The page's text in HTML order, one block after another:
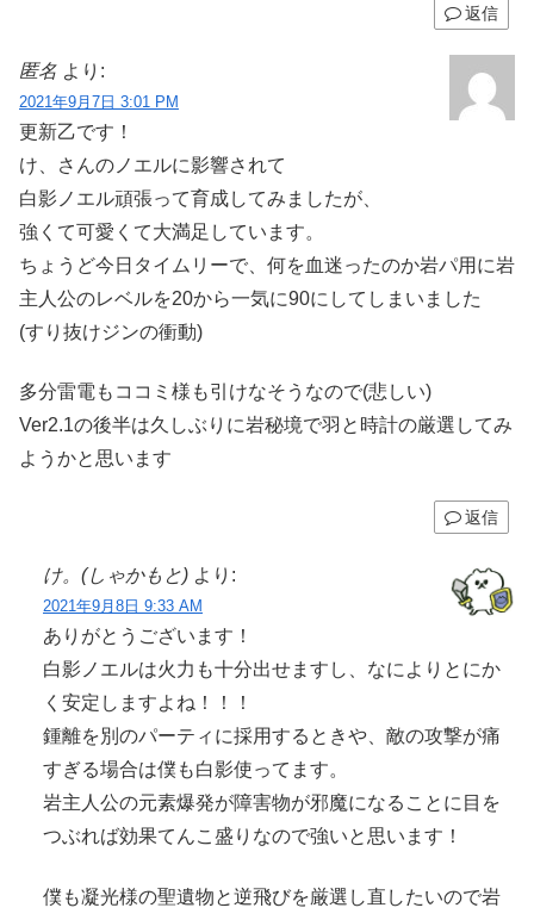
返信
匿名 より:
2021年9月7日 3:01 PM
更新乙です！
け、さんのノエルに影響されて
白影ノエル頑張って育成してみましたが、
強くて可愛くて大満足しています。
ちょうど今日タイムリーで、何を血迷ったのか岩パ用に岩
主人公のレベルを20から一気に90にしてしまいました
(すり抜けジンの衝動)
多分雷電もココミ様も引けなそうなので(悲しい)
Ver2.1の後半は久しぶりに岩秘境で羽と時計の厳選してみ
ようかと思います
返信
け。(しゃかもと) より:
2021年9月8日 9:33 AM
ありがとうございます！
白影ノエルは火力も十分出せますし、なによりとにか
く安定しますよね！！！
鍾離を別のパーティに採用するときや、敵の攻撃が痛
すぎる場合は僕も白影使ってます。
岩主人公の元素爆発が障害物が邪魔になることに目を
つぶれば効果てんこ盛りなので強いと思います！
僕も凝光様の聖遺物と逆飛びを厳選し直したいので岩